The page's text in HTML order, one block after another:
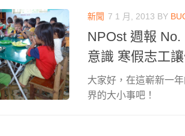
新聞 7 1 月, 2013 BY
NPOst 週報
意識 寒假志工
大家好，在這嶄新一
界的大小事吧！